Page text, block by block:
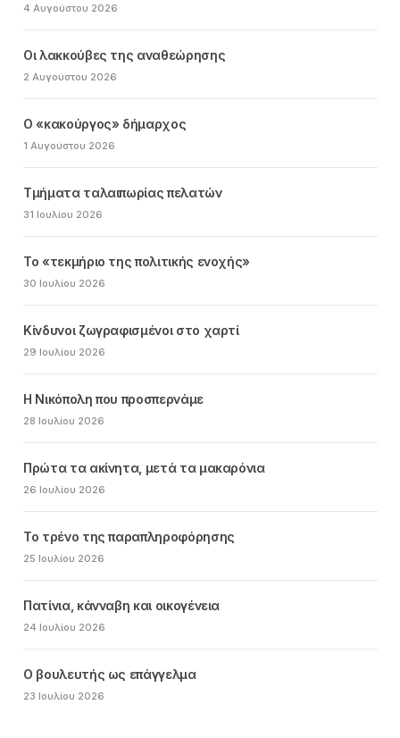
4 Αυγούστου 2026
Οι λακκούβες της αναθεώρησης
2 Αυγούστου 2026
Ο «κακούργος» δήμαρχος
1 Αυγούστου 2026
Τμήματα ταλαιπωρίας πελατών
31 Ιουλίου 2026
Το «τεκμήριο της πολιτικής ενοχής»
30 Ιουλίου 2026
Κίνδυνοι ζωγραφισμένοι στο χαρτί
29 Ιουλίου 2026
Η Νικόπολη που προσπερνάμε
28 Ιουλίου 2026
Πρώτα τα ακίνητα, μετά τα μακαρόνια
26 Ιουλίου 2026
Το τρένο της παραπληροφόρησης
25 Ιουλίου 2026
Πατίνια, κάνναβη και οικογένεια
24 Ιουλίου 2026
Ο βουλευτής ως επάγγελμα
23 Ιουλίου 2026